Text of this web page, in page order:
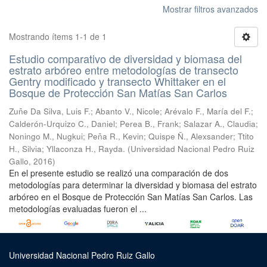
Mostrar filtros avanzados
Mostrando ítems 1-1 de 1
Estudio comparativo de diversidad y biomasa del
estrato arbóreo entre metodologías de transecto
Gentry modificado y transecto Whittaker en el
Bosque de Protección San Matías San Carlos
Zuñe Da Silva, Luis F.; Abanto V., Nicole; Arévalo F., María del F.;
Calderón-Urquizo C., Daniel; Perea B., Frank; Salazar A., Claudia;
Noningo M., Nugkui; Peña R., Kevin; Quispe Ñ., Alexsander; Ttito
H., Silvia; Yllaconza H., Rayda. (Universidad Nacional Pedro Ruiz
Gallo, 2016)
En el presente estudio se realizó una comparación de dos
metodologías para determinar la diversidad y biomasa del estrato
arbóreo en el Bosque de Protección San Matías San Carlos. Las
metodologías evaluadas fueron el ...
Universidad Nacional Pedro Ruiz Gallo